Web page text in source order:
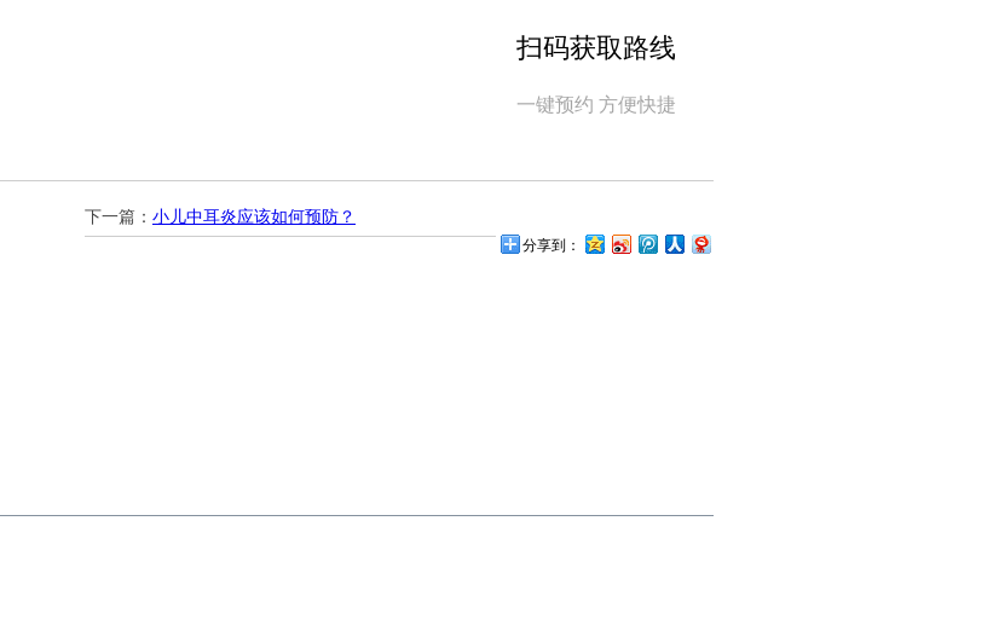
扫码获取路线
一键预约 方便快捷
分享到：
下一篇： 小儿中耳炎应该如何预防？